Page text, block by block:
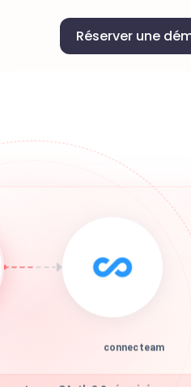
Réserver une
connecteam